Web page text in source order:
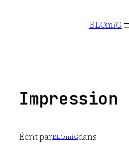
BLOmiG
Impression
Écrit parBLOmiGdans